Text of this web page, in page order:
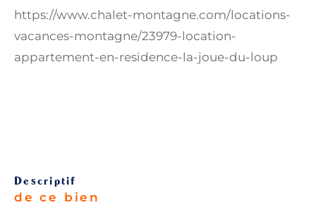
https://www.chalet-montagne.com/locations-
vacances-montagne/23979-location-
appartement-en-residence-la-joue-du-loup
descriptif
de ce bien